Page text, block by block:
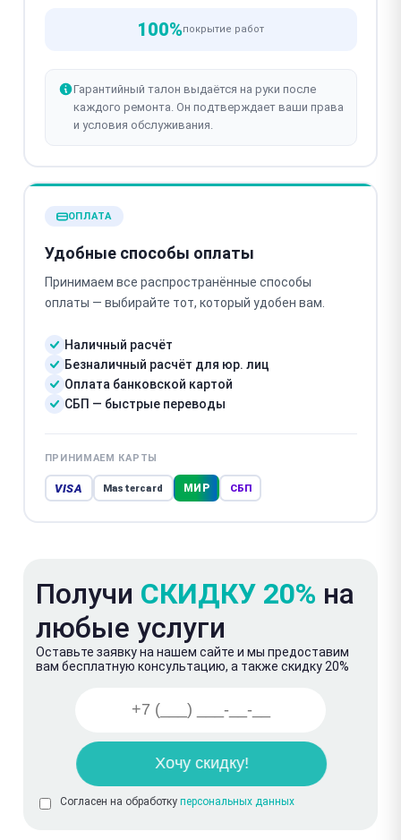
100%покрытие работ
Гарантийный талон выдаётся на руки после
каждого ремонта. Он подтверждает ваши права
и условия обслуживания.
ОПЛАТА
Удобные способы оплаты
Принимаем все распространённые способы
оплаты — выбирайте тот, который удобен вам.
Наличный расчёт
Безналичный расчёт для юр. лиц
Оплата банковской картой
СБП — быстрые переводы
ПРИНИМАЕМ КАРТЫ
VISA Mastercard МИР СБП
Получи СКИДКУ 20% на
любые услуги
Оставьте заявку на нашем сайте и мы предоставим
вам бесплатную консультацию, а также скидку 20%
Согласен на обработку персональных данных